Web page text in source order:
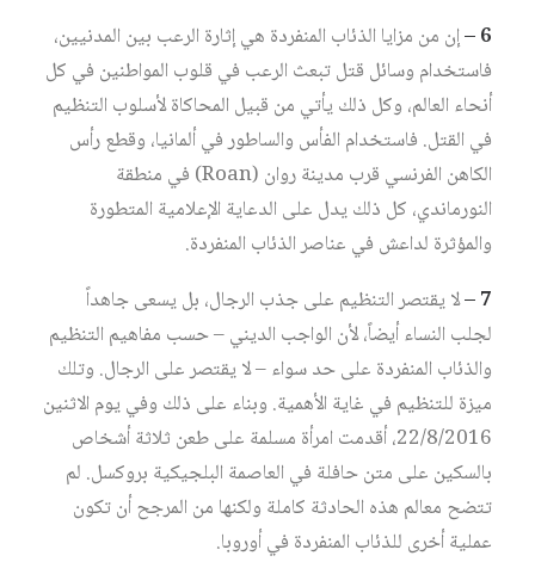
6 –
إن من مزايا الذئاب المنفردة هي إثارة الرعب بين المدنيين،
فاستخدام وسائل قتل تبعث الرعب في قلوب المواطنين في كل
أنحاء العالم، وكل ذلك يأتي من قبيل المحاكاة لأسلوب التنظيم
في القتل. فاستخدام الفأس والساطور في ألمانيا، وقطع رأس
الكاهن الفرنسي قرب مدينة روان (Roan) في منطقة
النورماندي، كل ذلك يدل على الدعاية الإعلامية المتطورة
والمؤثرة لداعش في عناصر الذئاب المنفردة.
7 – لا يقتصر التنظيم على جذب الرجال، بل يسعى جاهداً
لجلب النساء أيضاً، لأن الواجب الديني – حسب مفاهيم التنظيم
والذئاب المنفردة على حد سواء – لا يقتصر على الرجال. وتلك
ميزة للتنظيم في غاية الأهمية. وبناء على ذلك وفي يوم الاثنين
22/8/2016، أقدمت امرأة مسلمة على طعن ثلاثة أشخاص
بالسكين على متن حافلة في العاصمة البلجيكية بروكسل. لم
تتضح معالم هذه الحادثة كاملة ولكنها من المرجح أن تكون
عملية أخرى للذئاب المنفردة في أوروبا.